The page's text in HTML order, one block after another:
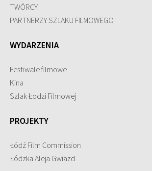
TWÓRCY
PARTNERZY SZLAKU FILMOWEGO
WYDARZENIA
Festiwale filmowe
Kina
Szlak Łodzi Filmowej
PROJEKTY
Łódź Film Commission
Łódzka Aleja Gwiazd